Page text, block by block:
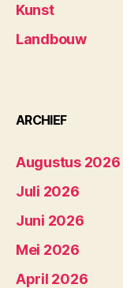
Kunst
Landbouw
ARCHIEF
Augustus 2026
Juli 2026
Juni 2026
Mei 2026
April 2026